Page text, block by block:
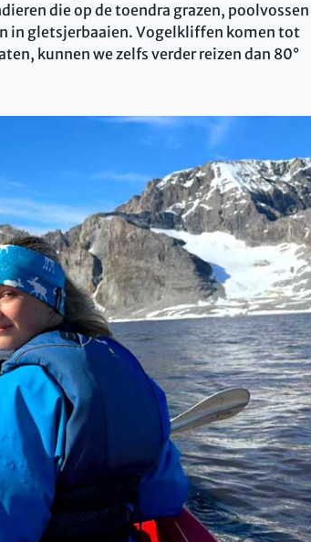
die op de toendra grazen, poolvossen
in gletsjerbaaien. Vogelkliffen komen tot
kunnen we zelfs verder reizen dan 80°